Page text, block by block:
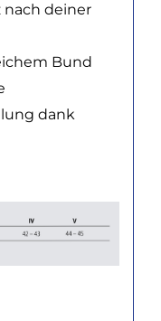
nach deiner
Bund
dank